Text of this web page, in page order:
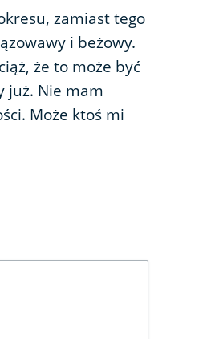
zamiast tego
i beżowy.
że to może być
już. Nie mam
Może ktoś mi